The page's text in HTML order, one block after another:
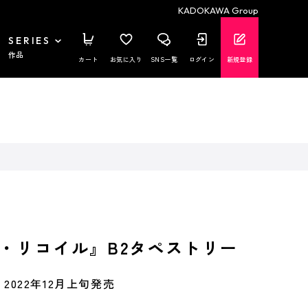
KADOKAWA Group
SERIES
作品 カート お気に入り SNS一覧 ログイン 新規登録
リコイル』B2タペストリー
2022年12月上旬発売